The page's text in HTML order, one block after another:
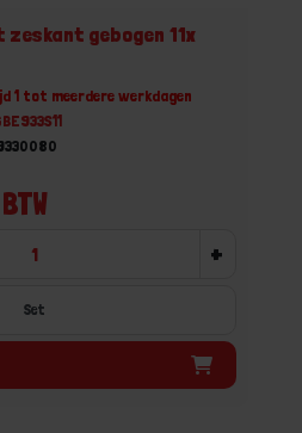
zeskant gebogen 11x
1 tot meerdere werkdagen
+
Set